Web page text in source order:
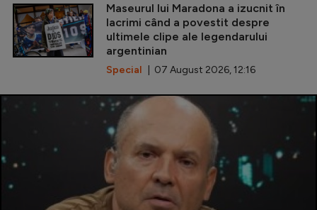
Maseurul lui Maradona a izucnit în
lacrimi când a povestit despre
ultimele clipe ale legendarului
argentinian
Special | 07 August 2026, 12:16